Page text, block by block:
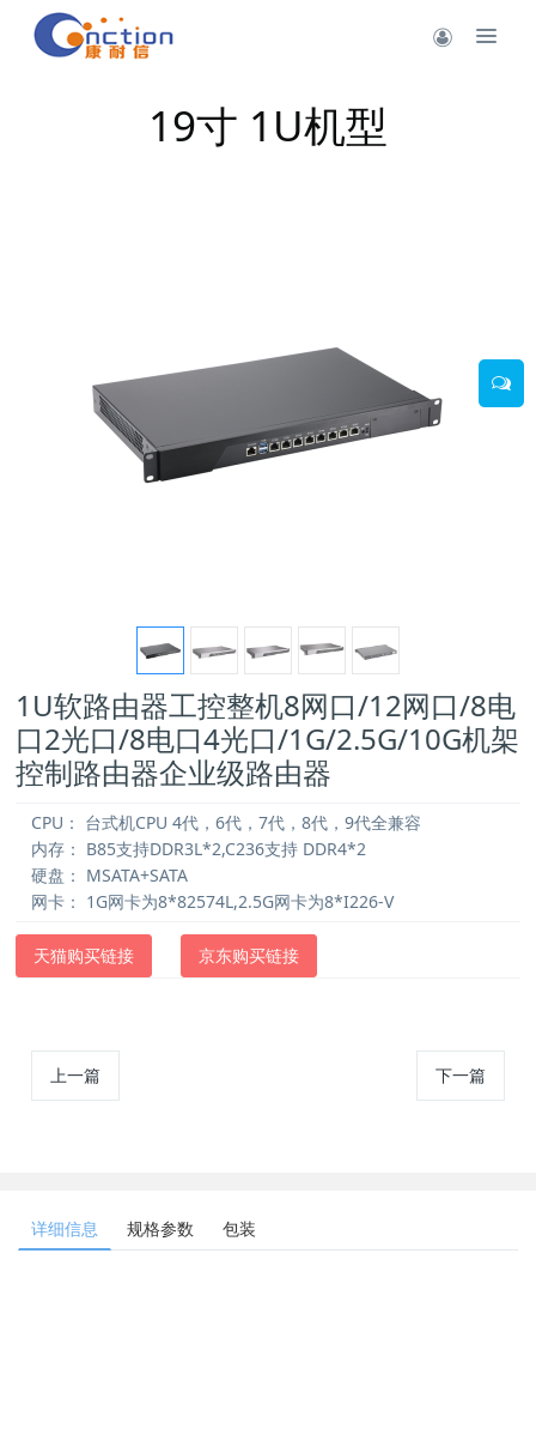
19寸 1U机型
1U软路由器工控整机8网口/12网口/8电
口2光口/8电口4光口/1G/2.5G/10G机架
控制路由器企业级路由器
CPU： 台式机CPU 4代，6代，7代，8代，9代全兼容
内存： B85支持DDR3L*2,C236支持 DDR4*2
硬盘： MSATA+SATA
网卡： 1G网卡为8*82574L,2.5G网卡为8*I226-V
天猫购买链接 京东购买链接
上一篇 下一篇
详细信息 规格参数 包装